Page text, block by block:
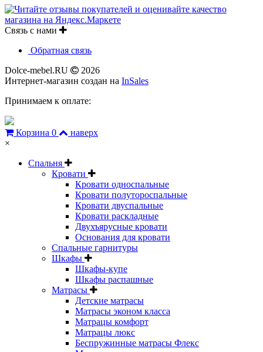
Связь с нами
Обратная связь
Dolce-mebel.RU
2026
Интернет-магазин создан на InSales
Принимаем к оплате:
Корзина 0
наверх
×
Спальня
Кровати
Кровати односпальные
Кровати полутороспальные
Кровати двуспальные
Кровати раскладные
Двухъярусные кровати
Основания для кровати
Спальные гарнитуры
Шкафы
Шкафы-купе
Шкафы распашные
Матрасы
Детские матрасы
Матрасы эконом класса
Матрацы комфорт
Матрацы люкс
Беспружинные матрасы Флекс